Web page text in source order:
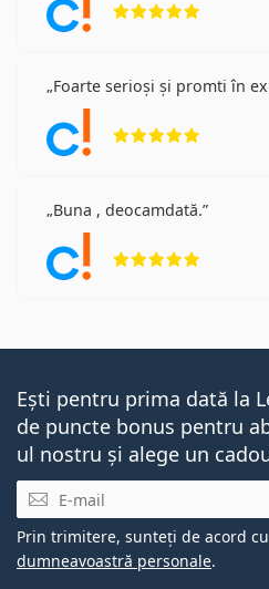
Foarte serioși și promti în
Buna , deocamdată.
Ești pentru prima dată la
de puncte bonus pentru
ul nostru și alege un
E-mail
Prin trimitere, sunteți de acord cu
dumneavoastră personale.